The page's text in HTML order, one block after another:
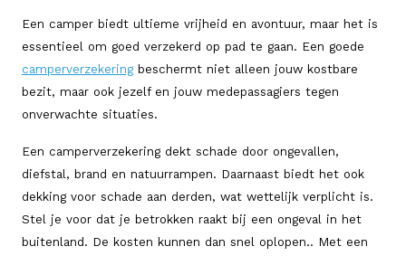
Een camper biedt ultieme vrijheid en avontuur, maar het is
essentieel om goed verzekerd op pad te gaan. Een goede
camperverzekering beschermt niet alleen jouw kostbare
bezit, maar ook jezelf en jouw medepassagiers tegen
onverwachte situaties.
Een camperverzekering dekt schade door ongevallen,
diefstal, brand en natuurrampen. Daarnaast biedt het ook
dekking voor schade aan derden, wat wettelijk verplicht is.
Stel je voor dat je betrokken raakt bij een ongeval in het
buitenland. De kosten kunnen dan snel oplopen.. Met een